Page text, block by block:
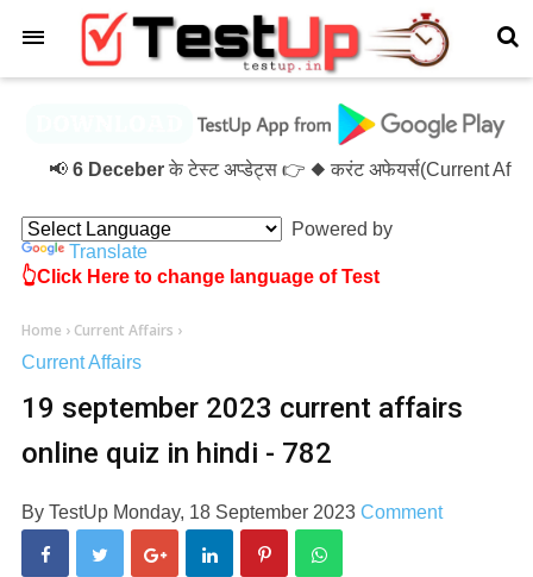
6 Deceberके टेस्ट अप्डेट्स 👉 ◆ करंट अफेयर्स(Current Affairs)-
Powered by
Translate
👆Click Here to change language of Test
Home › Current Affairs ›
Current Affairs
19 september 2023 current affairs
online quiz in hindi - 782
By TestUp Monday, 18 September 2023 Comment